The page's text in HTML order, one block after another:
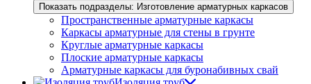
Показать подразделы: Изготовление арматурных каркасов
Пространственные арматурные каркасы
Каркасы арматурные для стены в грунте
Круглые арматурные каркасы
Плоские арматурные каркасы
Арматурные каркасы для буронабивных свай